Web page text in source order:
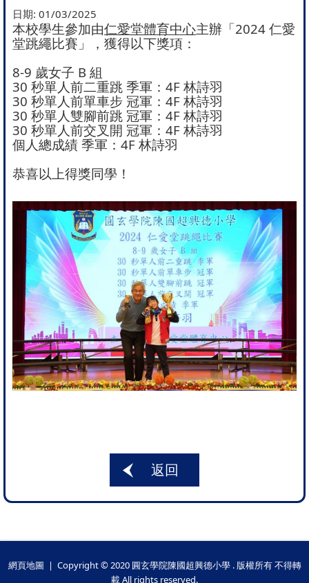
日期: 01/03/2025
本校學生參加由仁愛堂體育中心主辦「2024 仁愛
堂跳繩比賽」，獲得以下獎項：
8-9 歲女子 B 組
30 秒單人前二重跳 季軍：4F 林詩羽
30 秒單人前單車步 冠軍：4F 林詩羽
30 秒單人雙腳前跳 冠軍：4F 林詩羽
30 秒單人前交叉開 冠軍：4F 林詩羽
個人總成績 季軍：4F 林詩羽
恭喜以上得獎同學！
返回
網頁地圖 | Copyright © 2020 圓玄學院陳國超興德小學 . 版權所有 不得轉
載 All rights reserved.